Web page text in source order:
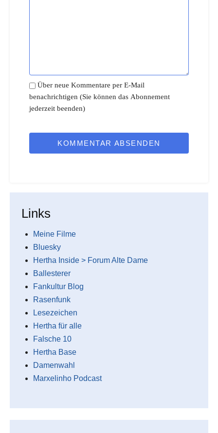
Über neue Kommentare per E-Mail
benachrichtigen (Sie können das Abonnement
jederzeit beenden)
KOMMENTAR ABSENDEN
Links
Meine Filme
Bluesky
Hertha Inside > Forum Alte Dame
Ballesterer
Fankultur Blog
Rasenfunk
Lesezeichen
Hertha für alle
Falsche 10
Hertha Base
Damenwahl
Marxelinho Podcast